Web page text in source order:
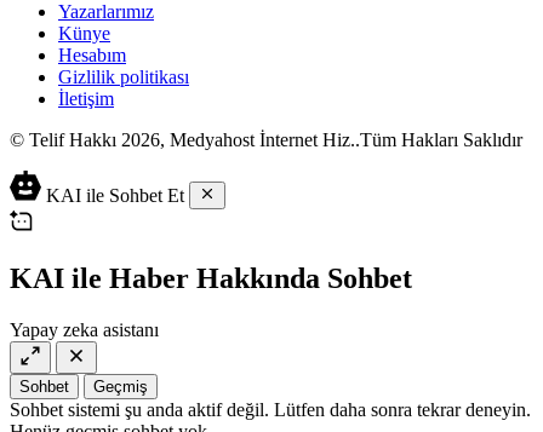
Yazarlarımız
Künye
Hesabım
Gizlilik politikası
İletişim
© Telif Hakkı 2026, Medyahost İnternet Hiz..Tüm Hakları Saklıdır
casino
siteleri
casino
2023
lordcasino
canlı
casino
siteleri
iyi
casino
vdcasino
vdcasino
giriş
vdcasino
resmi
ev
yapımı
salça
KAI ile Sohbet Et
KAI ile Haber Hakkında Sohbet
Yapay zeka asistanı
Sohbet Geçmiş
Sohbet sistemi şu anda aktif değil. Lütfen daha sonra tekrar deneyin.